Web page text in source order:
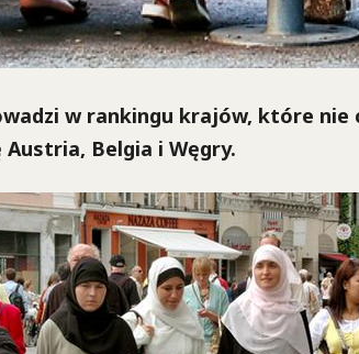
w rankingu krajów, które nie
Austria, Belgia i Węgry.